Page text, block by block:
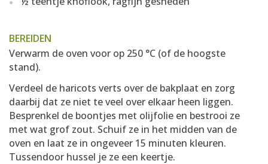
BEREIDEN
Verwarm de oven voor op 250 °C (of de hoogste
stand).
Verdeel de haricots verts over de bakplaat en zorg
daarbij dat ze niet te veel over elkaar heen liggen.
Besprenkel de boontjes met olijfolie en bestrooi ze
met wat grof zout. Schuif ze in het midden van de
oven en laat ze in ongeveer 15 minuten kleuren.
Tussendoor hussel je ze een keertje.